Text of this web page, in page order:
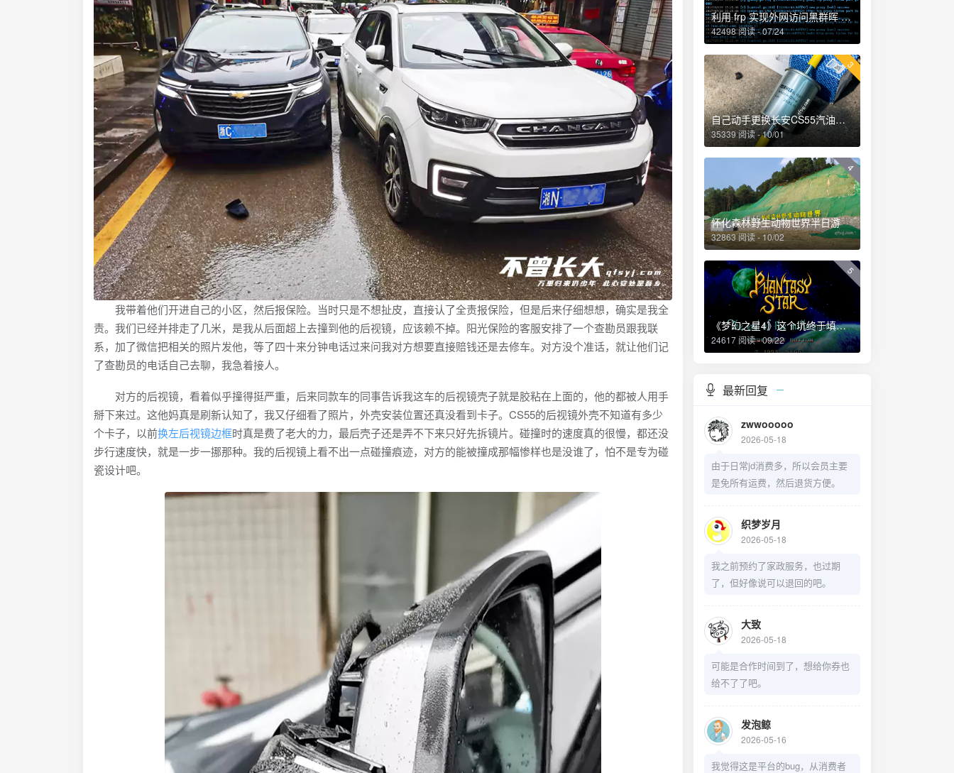
我带着他们开进自己的小区，然后报保险。当时只是不想扯皮，直接认了全责报保险，但是后来仔细想想，确实是我全
责。我们已经并排走了几米，是我从后面超上去撞到他的后视镜，应该赖不掉。阳光保险的客服安排了一个查勘员跟我联
系，加了微信把相关的照片发他，等了四十来分钟电话过来问我对方想要直接赔钱还是去修车。对方没个准话，就让他们记
了查勘员的电话自己去聊，我急着接人。
对方的后视镜，看着似乎撞得挺严重，后来同款车的同事告诉我这车的后视镜壳子就是胶粘在上面的，他的都被人用手
掰下来过。这他妈真是刷新认知了，我又仔细看了照片，外壳安装位置还真没看到卡子。CS55的后视镜外壳不知道有多少
个卡子，以前换左后视镜边框时真是费了老大的力，最后壳子还是弄不下来只好先拆镜片。碰撞时的速度真的很慢，都还没
步行速度快，就是一步一挪那种。我的后视镜上看不出一点碰撞痕迹，对方的能被撞成那幅惨样也是没谁了，怕不是专为碰
瓷设计吧。
利用 frp 实现外网访问黑群晖 NAS
42498 阅读 - 07/24
3
自己动手更换长安CS55汽油滤芯、机油和机油滤芯
35339 阅读 - 10/01
4
怀化森林野生动物世界半日游
32863 阅读 - 10/02
5
《梦幻之星4》这个坑终于填上了！
24617 阅读 - 09/22
最新回复
zwwooooo
2026-05-18
由于日常jd消费多，所以会员主要
是免所有运费，然后退货方便。
织梦岁月
2026-05-18
我之前预约了家政服务，也过期
了，但好像说可以退回的吧。
大致
2026-05-18
可能是合作时间到了，想给你券也
给不了了吧。
发泡鲸
2026-05-16
我觉得这是平台的bug，从消费者